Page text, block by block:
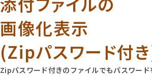
画像化表示
(Zipパスワード付
Zipパスワード付きのファイルでもパスワー